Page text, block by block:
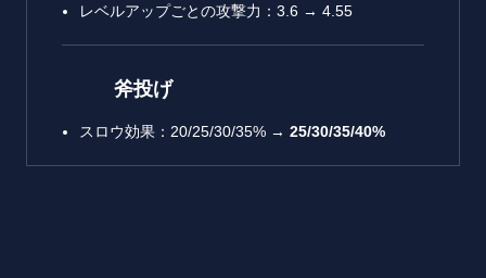
レベルアップごとの攻撃力：3.6 → 4.55
斧投げ
スロウ効果：20/25/30/35% → 25/30/35/40%